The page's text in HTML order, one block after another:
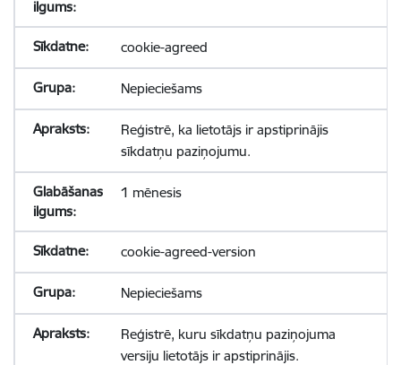
cookie-agreed
Nepieciešams
Reģistrē, ka lietotājs ir apstiprinājis
sīkdatņu paziņojumu.
1 mēnesis
cookie-agreed-version
Nepieciešams
Reģistrē, kuru sīkdatņu paziņojuma
versiju lietotājs ir apstiprinājis.